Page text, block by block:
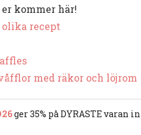
kommer här!
olika recept
med räkor och löjrom
ger 35% på DYRASTE varan